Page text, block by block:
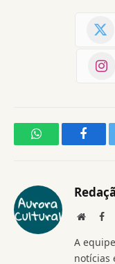
WhatsApp
Website
A
notícias